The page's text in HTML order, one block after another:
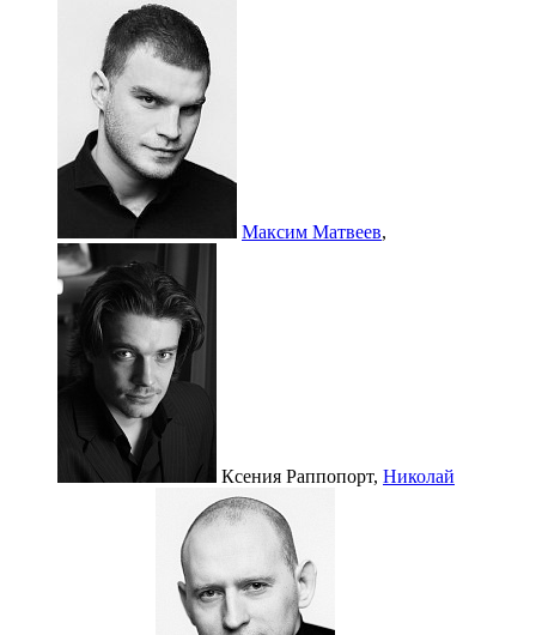
Максим Матвеев,
Ксения Раппопорт, Николай